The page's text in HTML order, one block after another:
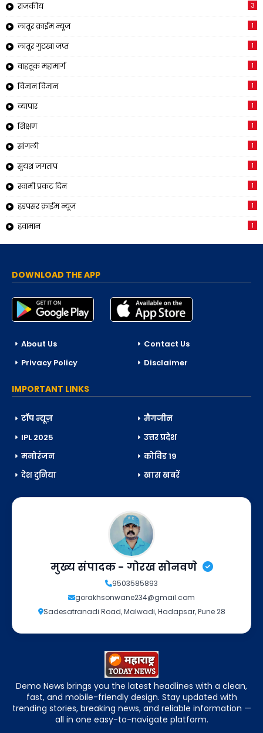
राजकीय 3
लातूर क्राईम न्यूज 1
लातूर गुटखा जप्त 1
वाहतूक महामार्ग 1
विज्ञान विज्ञान 1
व्यापार 1
शिक्षण 1
सांगली 1
सुयश जगताप 1
स्वामी प्रकट दिन 1
हडपसर क्राईम न्यूज 1
हवामान 1
DOWNLOAD THE APP
About Us
Contact Us
Privacy Policy
Disclaimer
IMPORTANT LINKS
टॉप न्यूज़
मैगजीन
IPL 2025
उत्तर प्रदेश
मनोरंजन
कोविड 19
देश दुनिया
खास खबरें
मुख्य संपादक - गोरख सोनवणे
9503585893
gorakhsonwane234@gmail.com
Sadesatranadi Road, Malwadi, Hadapsar, Pune 28
Demo News brings you the latest headlines with a clean,
fast, and mobile-friendly design. Stay updated with
trending stories, breaking news, and reliable information —
all in one easy-to-navigate platform.